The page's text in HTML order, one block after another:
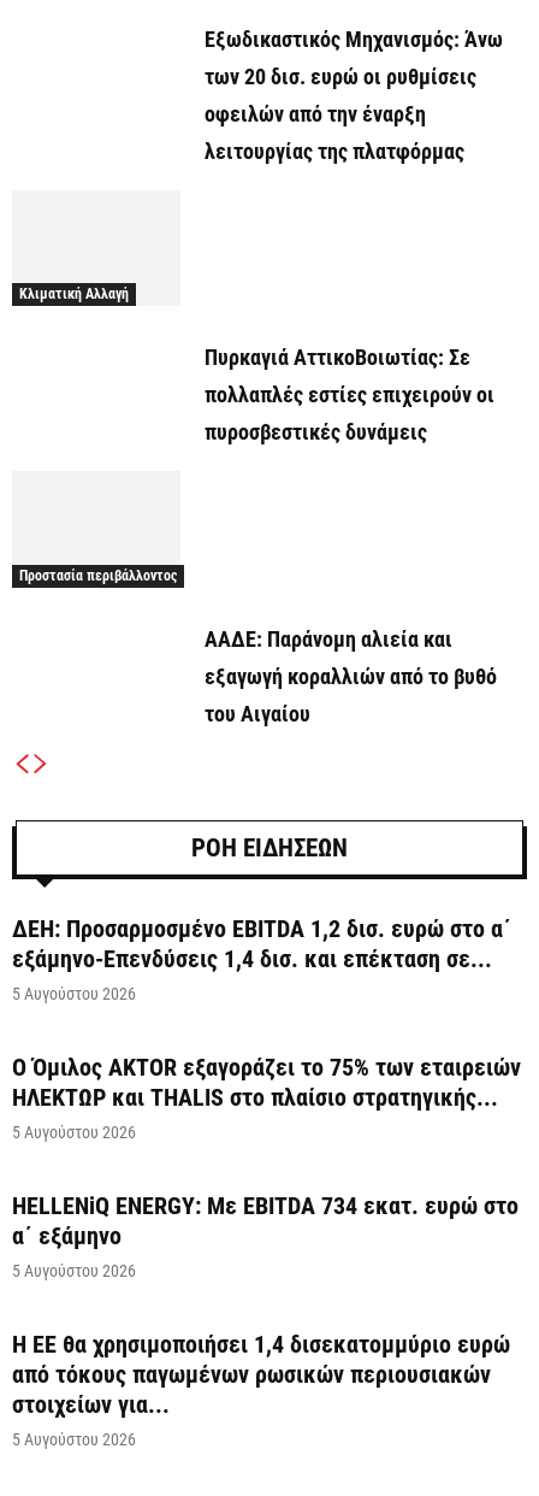
Εξωδικαστικός Μηχανισμός: Άνω
των 20 δισ. ευρώ οι ρυθμίσεις
οφειλών από την έναρξη
λειτουργίας της πλατφόρμας
Κλιματική Αλλαγή
Πυρκαγιά ΑττικοΒοιωτίας: Σε
πολλαπλές εστίες επιχειρούν οι
πυροσβεστικές δυνάμεις
Προστασία περιβάλλοντος
ΑΑΔΕ: Παράνομη αλιεία και
εξαγωγή κοραλλιών από το βυθό
του Αιγαίου
ΡΟΗ ΕΙΔΗΣΕΩΝ
ΔΕΗ: Προσαρμοσμένο EBITDA 1,2 δισ. ευρώ στο α΄
εξάμηνο-Επενδύσεις 1,4 δισ. και επέκταση σε...
5 Αυγούστου 2026
Ο Όμιλος AKTOR εξαγοράζει το 75% των εταιρειών
ΗΛΕΚΤΩΡ και THALIS στο πλαίσιο στρατηγικής...
5 Αυγούστου 2026
HELLENiQ ENERGY: Με EBITDA 734 εκατ. ευρώ στο
α΄ εξάμηνο
5 Αυγούστου 2026
Η ΕΕ θα χρησιμοποιήσει 1,4 δισεκατομμύριο ευρώ
από τόκους παγωμένων ρωσικών περιουσιακών
στοιχείων για...
5 Αυγούστου 2026